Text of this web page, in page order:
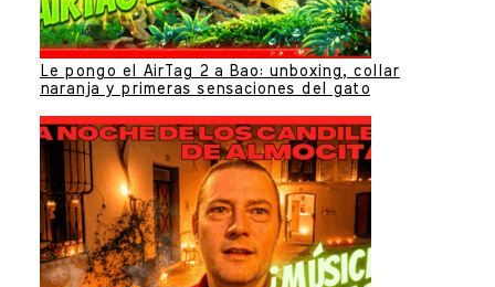
Le pongo el AirTag 2 a Bao: unboxing, collar
naranja y primeras sensaciones del gato